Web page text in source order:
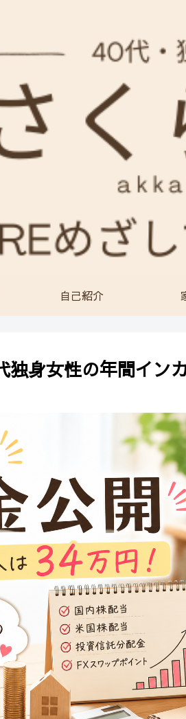
自己紹介
独身女性の年間イン